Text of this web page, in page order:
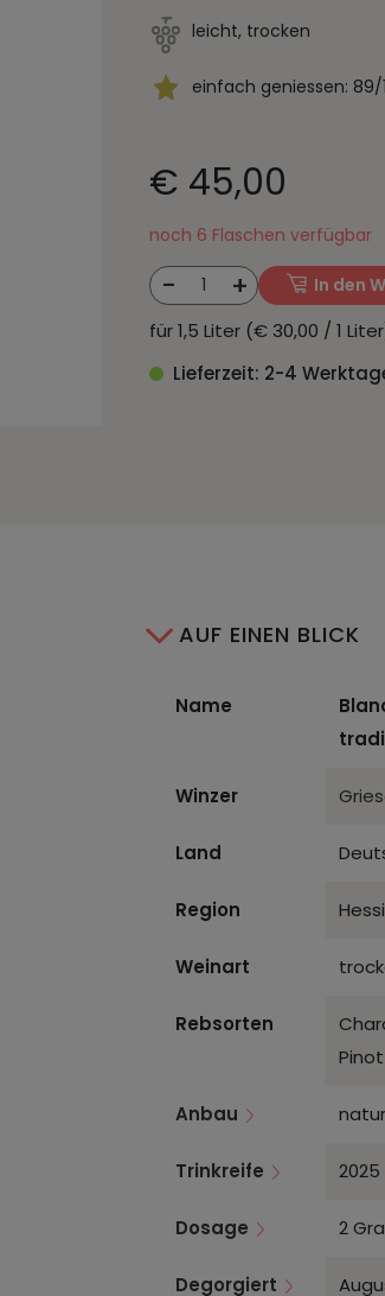
leicht, trocken
einfach geniessen: 89/
€ 45,00
noch 6 Flaschen verfügbar
- 1 + In den
für 1,5 Liter (€ 30,00 / 1
Lieferzeit: 2-4
AUF EINEN BLICK
Name
Winzer
Land
Region
Weinart
Rebsorten
Anbau
Trinkreife 2025
Dosage 2
Degorgiert